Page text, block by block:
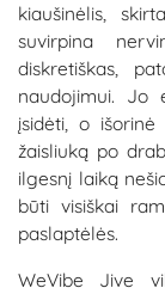
kiaušinėlis,
suvirpina
diskretiškas,
naudojimui. Jo
įsidėti, o
žaisliuką po
ilgesnį laiką
būti visiškai
paslaptėlės.
WeVibe Jive